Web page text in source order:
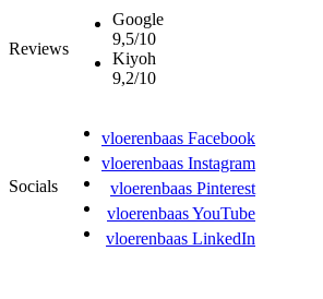
Reviews
Google
9,5/10
Kiyoh
9,2/10
Socials
vloerenbaas Facebook
vloerenbaas Instagram
vloerenbaas Pinterest
vloerenbaas YouTube
vloerenbaas LinkedIn